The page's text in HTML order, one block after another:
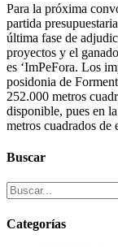
Para la próxima
partida
última fase de
proyectos y el
es ‘ImPeFora. Los
posidonia de
252.000 metros
disponible, pues en
metros cuadrados de
Buscar
Categorías